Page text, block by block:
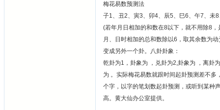
梅花易数预测法
子1、丑2、寅3、卯4、辰5、巳6、午7、未
(若年月日相加的和数在8以下，就不用除8
月、日时相加的总和数除以6，取其余数为
变成另外一个卦。八卦卦象：
乾卦为1，卦象为 ，兑卦为2,卦象为 ，离卦
为 。实际梅花易数就跟时间起卦预测差不
个字，以字的笔划数起卦预测，或听到某种
高。黄大仙办公室提供。